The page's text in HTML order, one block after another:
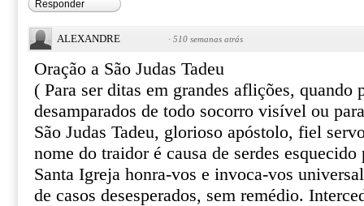
Responder
ALEXANDRE · 510 semanas atrás
Oração a São Judas Tadeu
( Para ser ditas em grandes aflições, quando
desamparados de todo socorro visível ou
São Judas Tadeu, glorioso apóstolo, fiel
nome do traidor é causa de serdes
Santa Igreja honra-vos e invoca-vos
de casos desesperados, sem remédio.